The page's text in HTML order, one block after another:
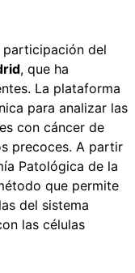
del
, que ha
La plataforma
para analizar las
con cáncer de
precoces. A partir
Patológica de la
que permite
del sistema
las células